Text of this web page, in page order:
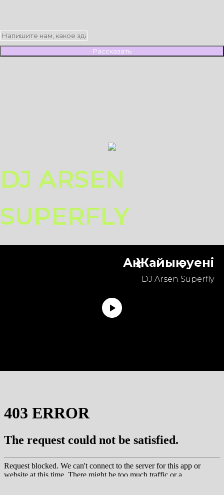
Рассказать
DJ ARSEN
SUPERFLY
Ақ Жайық әуенi
DJ Arsen Superfly